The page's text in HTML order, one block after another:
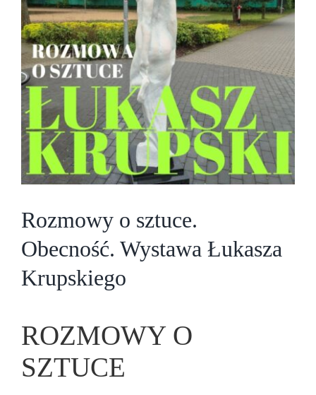
Rozmowy o sztuce.
Obecność. Wystawa Łukasza
Krupskiego
ROZMOWY O
SZTUCE